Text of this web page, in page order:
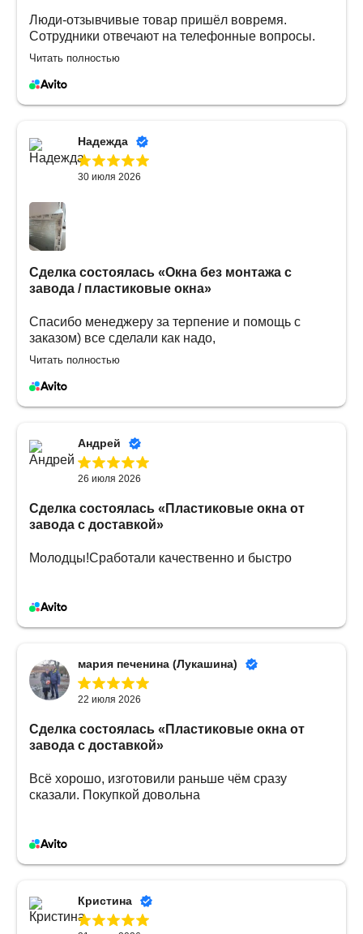
Люди-отзывчивые товар пришёл вовремя.
Сотрудники отвечают на телефонные вопросы.
Без проблем даже если что-то не понял. Или
легко. Все подсказывают, показывают. Без
Читать полностью
Надежда
30 июля 2026
Сделка состоялась «Окна без монтажа с
завода / пластиковые окна»
Спасибо менеджеру за терпение и помощь с
заказом) все сделали как надо,
проконсультировали, выставили счет на
👍
Читать полностью
Андрей
26 июля 2026
Сделка состоялась «Пластиковые окна от
завода с доставкой»
Молодцы!Сработали качественно и быстро
мария печенина (Лукашина)
22 июля 2026
Сделка состоялась «Пластиковые окна от
завода с доставкой»
Всё хорошо, изготовили раньше чём сразу
сказали. Покупкой довольна
Кристина